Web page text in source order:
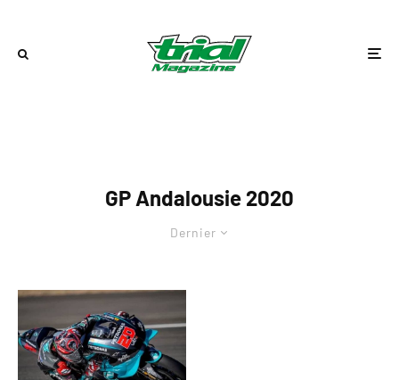
GP Andalousie 2020
Dernier